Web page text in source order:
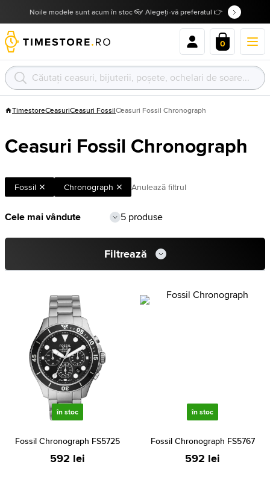
Noile modele sunt acum în stoc 👓 Alegeți-vă preferatul 👉
0
TimestoreCeasuriCeasuri FossilCeasuri Fossil Chronograph
Ceasuri Fossil Chronograph
Fossil Chronograph Anulează filtrul
5 produse
Filtrează
în stoc
Fossil Chronograph FS5725
592 lei
în stoc
Fossil Chronograph FS5767
592 lei